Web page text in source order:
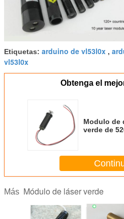
Etiquetas: arduino de vl53l0x ,
vl53l0x
Obtenga el
Modulo de
verde de
nivelación
Más Módulo de láser verde